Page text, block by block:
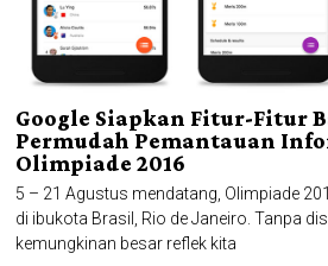
Google Siapkan Fitur-Fitur
Permudah Pemantauan
Olimpiade 2016
5 – 21 Agustus mendatang, Olimpiade
di ibukota Brasil, Rio de Janeiro. Tanpa
kemungkinan besar reflek kita